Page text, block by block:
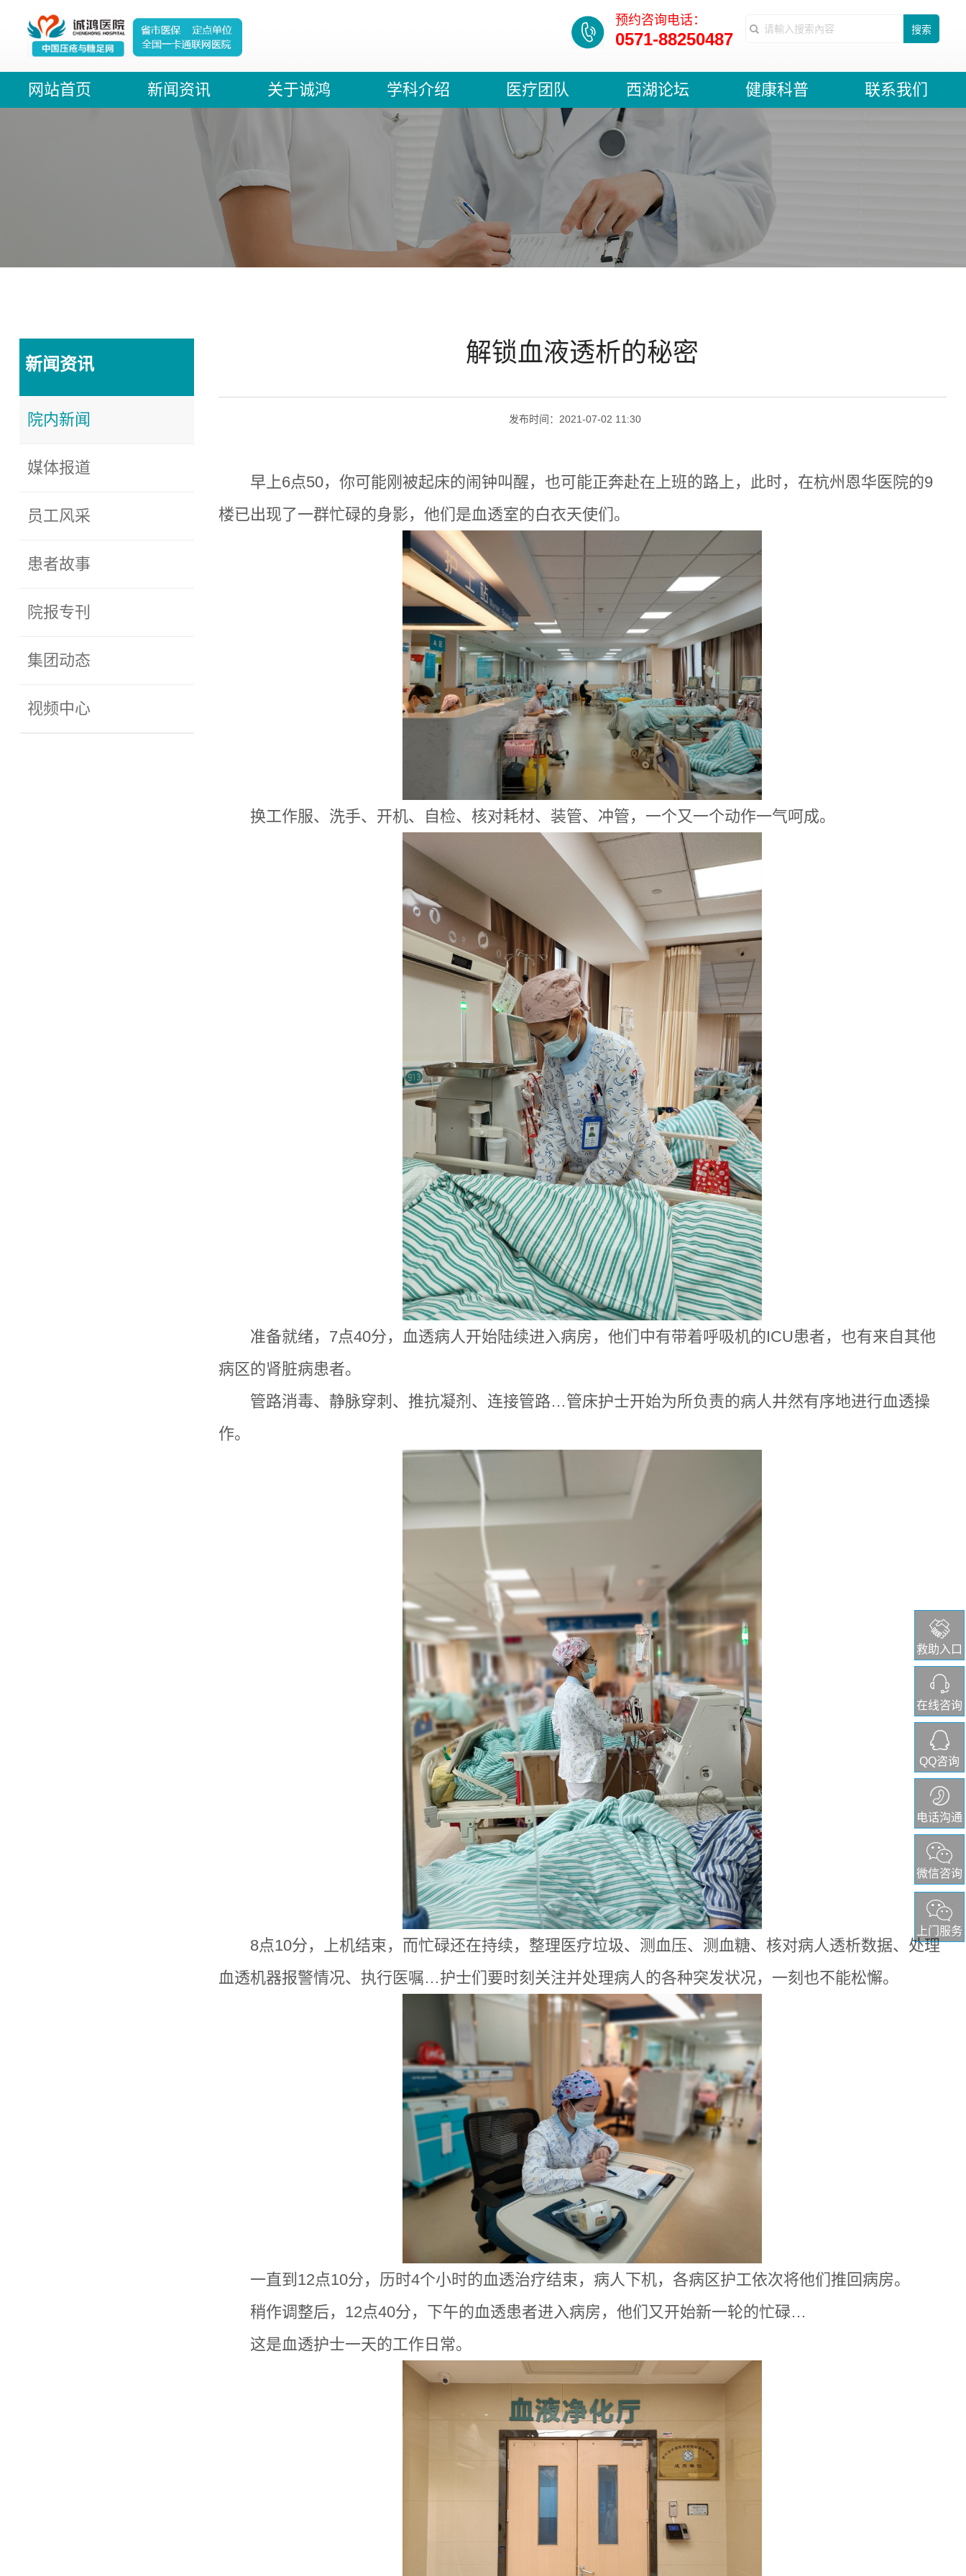
预约咨询电话：
0571-88250487 搜索
救助入口
在线咨询
QQ咨询
电话沟通
微信咨询
上门服务
网站首页 新闻资讯 关于诚鸿 学科介绍 医疗团队 西湖论坛 健康科普 联系我们
新闻资讯
院内新闻
媒体报道
员工风采
患者故事
院报专刊
集团动态
视频中心
解锁血液透析的秘密
发布时间：2021-07-02 11:30
早上6点50，你可能刚被起床的闹钟叫醒，也可能正奔赴在上班的路上，此时，在杭州恩华医院的9
楼已出现了一群忙碌的身影，他们是血透室的白衣天使们。
换工作服、洗手、开机、自检、核对耗材、装管、冲管，一个又一个动作一气呵成。
准备就绪，7点40分，血透病人开始陆续进入病房，他们中有带着呼吸机的ICU患者，也有来自其他
病区的肾脏病患者。
管路消毒、静脉穿刺、推抗凝剂、连接管路…管床护士开始为所负责的病人井然有序地进行血透操
作。
8点10分，上机结束，而忙碌还在持续，整理医疗垃圾、测血压、测血糖、核对病人透析数据、处理
血透机器报警情况、执行医嘱…护士们要时刻关注并处理病人的各种突发状况，一刻也不能松懈。
一直到12点10分，历时4个小时的血透治疗结束，病人下机，各病区护工依次将他们推回病房。
稍作调整后，12点40分，下午的血透患者进入病房，他们又开始新一轮的忙碌…
这是血透护士一天的工作日常。